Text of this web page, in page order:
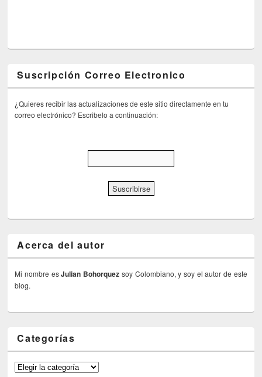
Suscripción Correo Electronico
¿Quieres recibir las actualizaciones de este sitio directamente en tu
correo electrónico? Escribelo a continuación:
Acerca del autor
Mi nombre esJulian Bohorquez soy Colombiano, y soy el autor de este
blog.
Categorías
Categorías